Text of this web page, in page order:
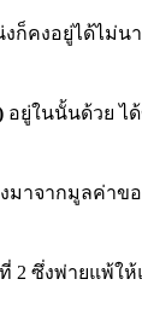
คงอยู่ได้ไม่น
อยู่ในนั้นด้วย ไ
าจากมูลค่าขอ
ซึ่งพ่ายแพ้ให้